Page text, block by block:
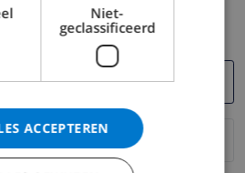
mail adres niet correct werkt.
Niet-
geclassificeerd
ACCEPTEREN